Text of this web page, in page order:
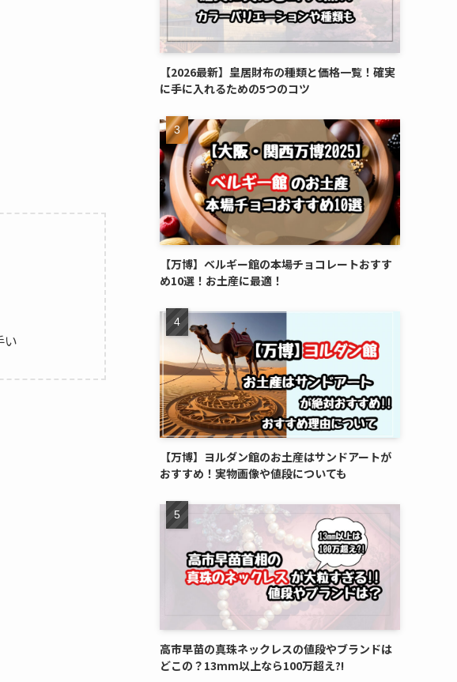
い
【2026最新】皇居財布の種類と価格一覧！確実
に手に入れるための5つのコツ
【万博】ベルギー館の本場チョコレートおすす
め10選！お土産に最適！
【万博】ヨルダン館のお土産はサンドアートが
おすすめ！実物画像や値段についても
高市早苗の真珠ネックレスの値段やブランドは
どこの？13mm以上なら100万超え?!